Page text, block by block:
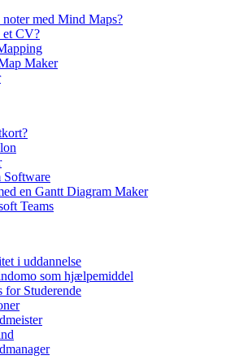
med Mind Maps?
et CV?
Maker
Software
en Gantt Diagram Maker
Teams
i uddannelse
som hjælpemiddel
Studerende